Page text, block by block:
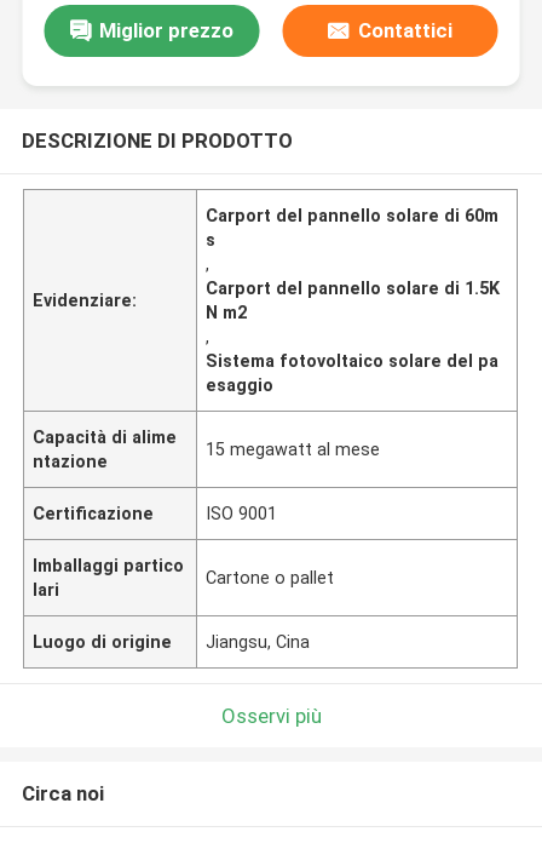
Miglior prezzo Contattici
DESCRIZIONE DI PRODOTTO
Evidenziare:
Carport del pannello solare di 60m
s
,
Carport del pannello solare di 1.5K
N m2
,
Sistema fotovoltaico solare del pa
esaggio
Capacità di alime
ntazione
15 megawatt al mese
Certificazione ISO 9001
Imballaggi partico
lari
Cartone o pallet
Luogo di origine Jiangsu, Cina
Osservi più
Circa noi